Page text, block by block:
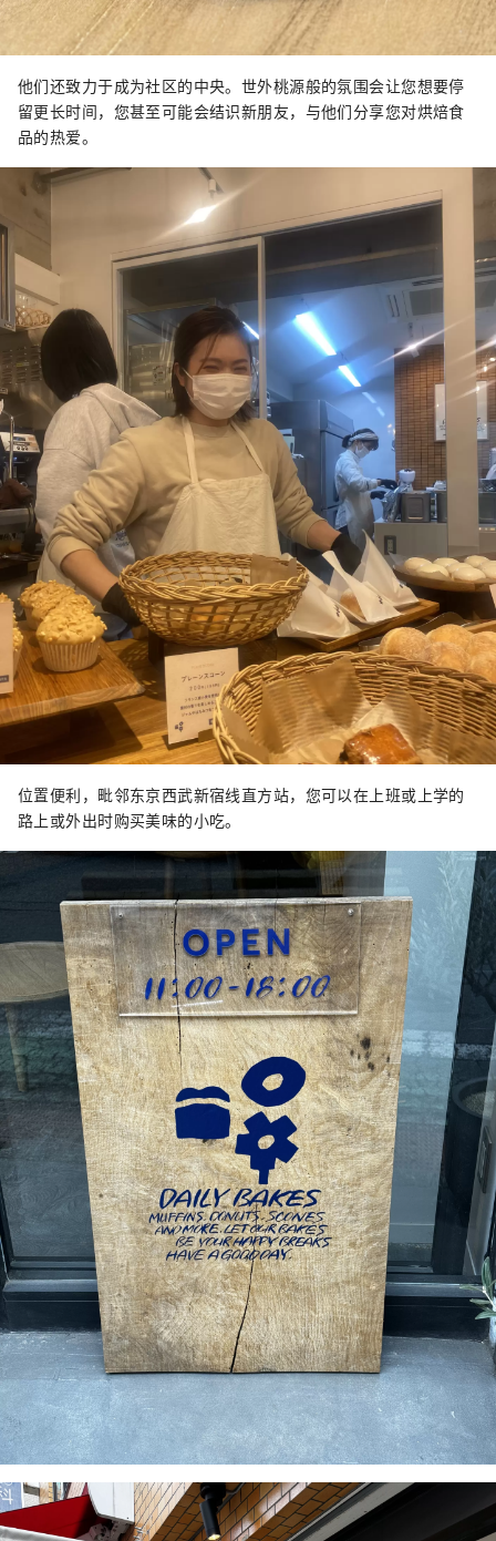
他们还致力于成为社区的中央。世外桃源般的氛围会让您想要停
留更长时间，您甚至可能会结识新朋友，与他们分享您对烘焙食
品的热爱。
位置便利，毗邻东京西武新宿线直方站，您可以在上班或上学的
路上或外出时购买美味的小吃。